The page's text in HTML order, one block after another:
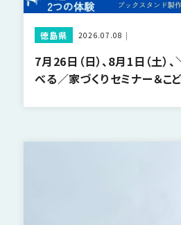
徳島県 2026.07.08
7月26日（日）、8月1日（土）
べる／家づくりセミナー＆